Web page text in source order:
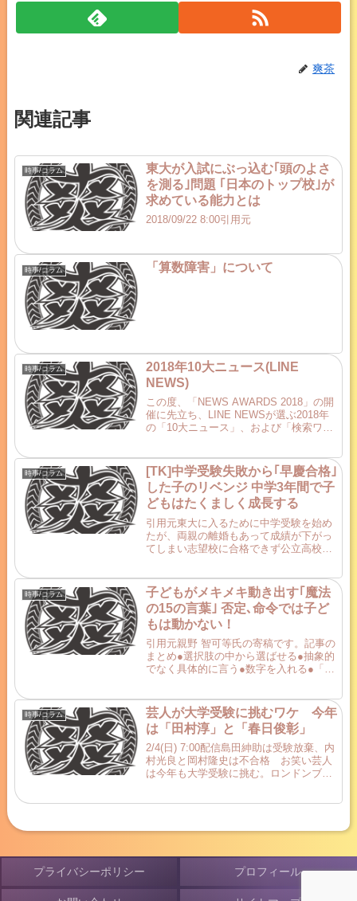
爽茶
関連記事
時事/コラム
東大が入試にぶっ込む｢頭のよさ
を測る｣問題 ｢日本のトップ校｣が
求めている能力とは
2018/09/22 8:00引用元
時事/コラム 「算数障害」について
時事/コラム
2018年10大ニュース(LINE
NEWS)
この度、「NEWS AWARDS 2018」の開
催に先立ち、LINE NEWSが選ぶ2018年
の「10大ニュース」、および「検索ワー
談！LINE NEWSが選ぶ「201...
時事/コラム
[TK]中学受験失敗から｢早慶合格｣
した子のリベンジ 中学3年間で子
どもはたくましく成長する
引用元東大に入るために中学受験を始め
たが、両親の離婚もあって成績が下がっ
てしまい志望校に合格できず公立高校に
時事/コラム
子どもがメキメキ動き出す｢魔法
の15の言葉｣ 否定､命令では子ど
もは動かない！
引用元親野 智可等氏の寄稿です。記事の
まとめ●選択肢の中から選ばせる●抽象的
でなく具体的に言う●数字を入れる●「ち
取りかかりのハードルを下げる●共感し
てから促す●理由を...
時事/コラム
芸人が大学受験に挑むワケ 今年
は「田村淳」と「春日俊彰」
2/4(日) 7:00配信島田紳助は受験放棄、内
村光良と岡村隆史は不合格 お笑い芸人
は今年も大学受験に挑む。ロンドンブー
プライバシーポリシー プロフィール